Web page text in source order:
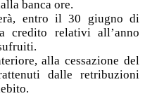
banca ore.
entro il 30 giugno di
credito relativi all’anno
alla cessazione del
dalle retribuzioni